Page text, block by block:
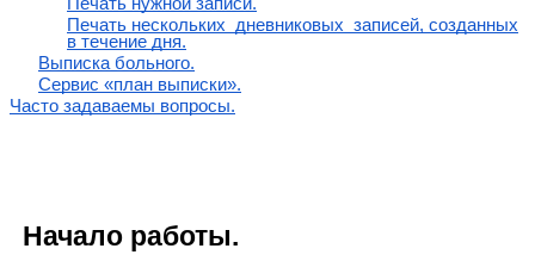
Печать нескольких дневниковых записей, созданных
в течение дня.
Выписка больного.
Сервис «план выписки».
Часто задаваемы вопросы.
Начало работы.